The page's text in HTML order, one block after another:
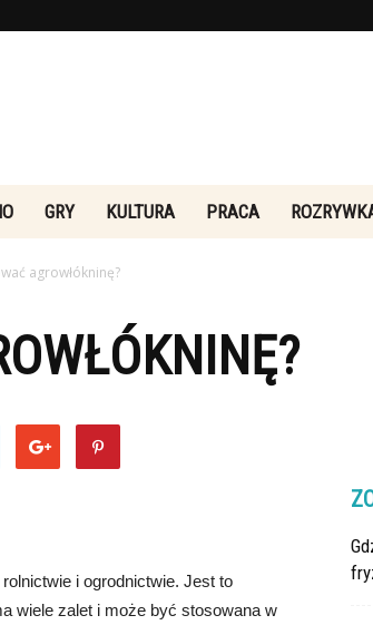
GRY KULTURA PRACA
agrowłókninę?
i ogrodnictwie. Jest to
wiele zalet i może być stosowana w